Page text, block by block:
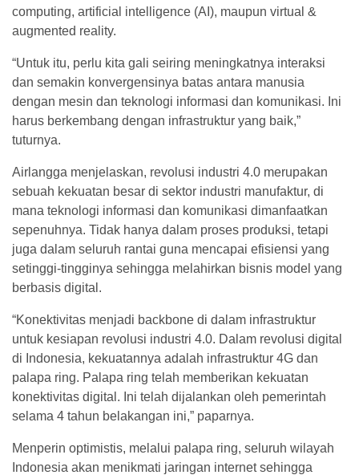
computing, artificial intelligence (AI), maupun virtual &
augmented reality.
“Untuk itu, perlu kita gali seiring meningkatnya interaksi
dan semakin konvergensinya batas antara manusia
dengan mesin dan teknologi informasi dan komunikasi. Ini
harus berkembang dengan infrastruktur yang baik,”
tuturnya.
Airlangga menjelaskan, revolusi industri 4.0 merupakan
sebuah kekuatan besar di sektor industri manufaktur, di
mana teknologi informasi dan komunikasi dimanfaatkan
sepenuhnya. Tidak hanya dalam proses produksi, tetapi
juga dalam seluruh rantai guna mencapai efisiensi yang
setinggi-tingginya sehingga melahirkan bisnis model yang
berbasis digital.
“Konektivitas menjadi backbone di dalam infrastruktur
untuk kesiapan revolusi industri 4.0. Dalam revolusi digital
di Indonesia, kekuatannya adalah infrastruktur 4G dan
palapa ring. Palapa ring telah memberikan kekuatan
konektivitas digital. Ini telah dijalankan oleh pemerintah
selama 4 tahun belakangan ini,” paparnya.
Menperin optimistis, melalui palapa ring, seluruh wilayah
Indonesia akan menikmati jaringan internet sehingga